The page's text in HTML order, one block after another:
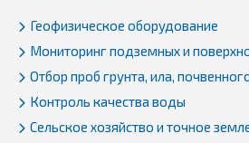
Геофизическое оборудование
Мониторинг подземных и
Отбор проб грунта, ила,
Контроль качества воды
Сельское хозяйство и точное